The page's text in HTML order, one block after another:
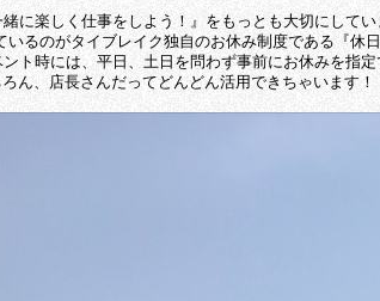
に楽しく仕事をしよう！』をもっとも大切にして
いるのがタイブレイク独自のお休み制度である『
ト時には、平日、土日を問わず事前にお休みを指
ん、店長さんだってどんどん活用できちゃいます！